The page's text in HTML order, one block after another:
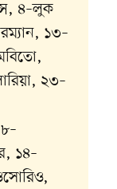
৪–লুক
১৩–
২৩–
১৪–